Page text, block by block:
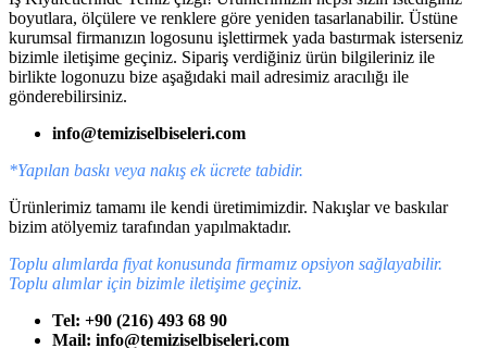
boyutlara, ölçülere ve renklere göre yeniden tasarlanabilir. Üstüne
kurumsal firmanızın logosunu işlettirmek yada bastırmak isterseniz
bizimle iletişime geçiniz. Sipariş verdiğiniz ürün bilgileriniz ile
birlikte logonuzu bize aşağıdaki mail adresimiz aracılığı ile
gönderebilirsiniz.
info@temiziselbiseleri.com
*Yapılan baskı veya nakış ek ücrete tabidir.
Ürünlerimiz tamamı ile kendi üretimimizdir. Nakışlar ve baskılar
bizim atölyemiz tarafından yapılmaktadır.
Toplu alımlarda fiyat konusunda firmamız opsiyon sağlayabilir.
Toplu alımlar için bizimle iletişime geçiniz.
Tel: +90 (216) 493 68 90
Mail: info@temiziselbiseleri.com